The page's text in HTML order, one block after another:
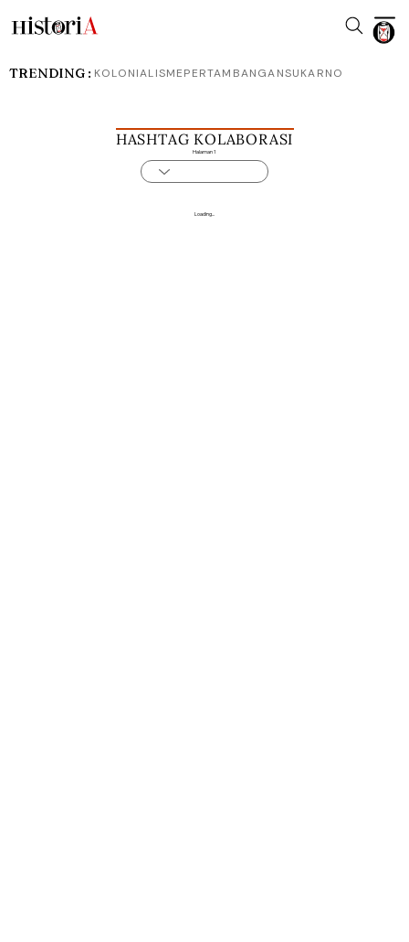
HASHTAG KOLABORASI
Halaman 1
Loading...
TRENDING : KOLONIALISMEPERTAMBANGANSUKARNO